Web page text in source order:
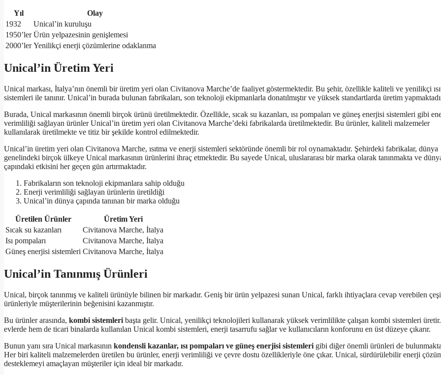
Yıl
Olay
1932
Unical’in kuruluşu
1950’ler Ürün yelpazesinin genişlemesi
2000’ler Yenilikçi enerji çözümlerine odaklanma
Unical’in Üretim Yeri
Unical markası, İtalya’nın önemli bir üretim yeri olan Civitanova Marche’de faaliyet göstermektedir. Bu şehir, özellikle kaliteli ve yenilikçi
sistemleri ile tanınır. Unical’in burada bulunan fabrikaları, son teknoloji ekipmanlarla donatılmıştır ve yüksek standartlarda üretim
Burada, Unical markasının önemli birçok ürünü üretilmektedir. Özellikle, sıcak su kazanları, ısı pompaları ve güneş enerjisi sistemleri gibi
verimliliği sağlayan ürünler Unical’in üretim yeri olan Civitanova Marche’deki fabrikalarda üretilmektedir. Bu ürünler, kaliteli malzemeler
kullanılarak üretilmekte ve titiz bir şekilde kontrol edilmektedir.
Unical’in üretim yeri olan Civitanova Marche, ısıtma ve enerji sistemleri sektöründe önemli bir rol oynamaktadır. Şehirdeki fabrikalar, dünya
genelindeki birçok ülkeye Unical markasının ürünlerini ihraç etmektedir. Bu sayede Unical, uluslararası bir marka olarak tanınmakta ve
çapındaki etkisini her geçen gün artırmaktadır.
Fabrikaların son teknoloji ekipmanlara sahip olduğu
Enerji verimliliği sağlayan ürünlerin üretildiği
Unical’in dünya çapında tanınan bir marka olduğu
Üretilen Ürünler
Üretim Yeri
Sıcak su kazanları
Civitanova Marche, İtalya
Isı pompaları
Civitanova Marche, İtalya
Güneş enerjisi sistemleri Civitanova Marche, İtalya
Unical’in Tanınmış Ürünleri
Unical, birçok tanınmış ve kaliteli ürünüyle bilinen bir markadır. Geniş bir ürün yelpazesi sunan Unical, farklı ihtiyaçlara cevap verebilen
ürünleriyle müşterilerinin beğenisini kazanmıştır.
Bu ürünler arasında, kombi sistemleri başta gelir. Unical, yenilikçi teknolojileri kullanarak yüksek verimlilikte çalışan kombi sistemleri
evlerde hem de ticari binalarda kullanılan Unical kombi sistemleri, enerji tasarrufu sağlar ve kullanıcıların konforunu en üst düzeye çıkarır.
Bunun yanı sıra Unical markasının kondensli kazanlar, ısı pompaları ve güneş enerjisi sistemleri gibi diğer önemli ürünleri de
Her biri kaliteli malzemelerden üretilen bu ürünler, enerji verimliliği ve çevre dostu özellikleriyle öne çıkar. Unical, sürdürülebilir enerji
desteklemeyi amaçlayan müşteriler için ideal bir markadır.